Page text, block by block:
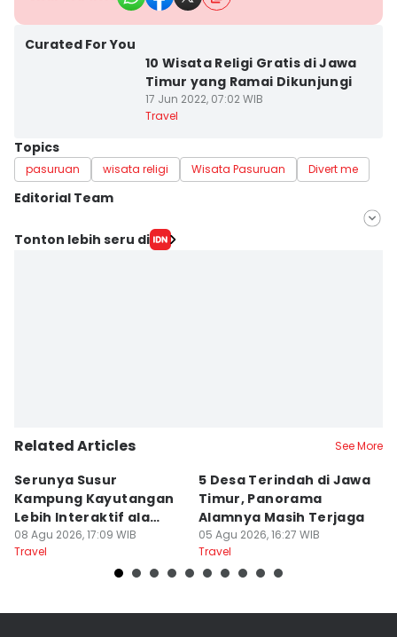
Curated For You
10 Wisata Religi Gratis di Jawa
Timur yang Ramai Dikunjungi
17 Jun 2022, 07:02 WIB
Travel
Topics
pasuruan wisata religi Wisata Pasuruan Divert me
Editorial Team
Editor
Tonton lebih seru di
Related Articles See More
Serunya Susur
Kampung Kayutangan
Lebih Interaktif ala
Kelana Race
08 Agu 2026, 17:09 WIB
Travel
5 Desa Terindah di Jawa
Timur, Panorama
Alamnya Masih Terjaga
05 Agu 2026, 16:27 WIB
Travel